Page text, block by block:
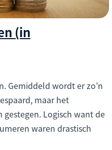
(in
Gemiddeld wordt er zo’n
maar het
Logisch want de
waren drastisch